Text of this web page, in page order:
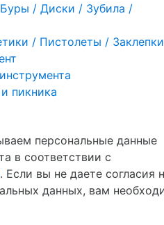
/ Диски / Зубила /
/ Пистолеты / Заклепки
пикника
персональные данные
в соответствии с
. Если вы не даете согласия
данных, вам